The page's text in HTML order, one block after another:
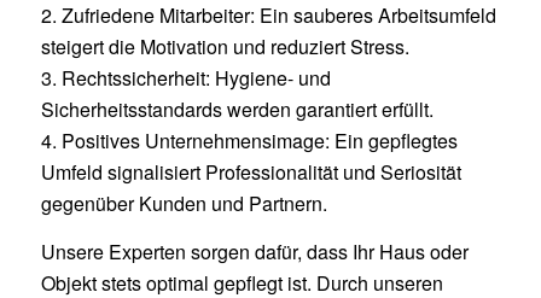
2. Zufriedene Mitarbeiter: Ein sauberes Arbeitsumfeld
steigert die Motivation und reduziert Stress.
3. Rechtssicherheit: Hygiene- und
Sicherheitsstandards werden garantiert erfüllt.
4. Positives Unternehmensimage: Ein gepflegtes
Umfeld signalisiert Professionalität und Seriosität
gegenüber Kunden und Partnern.
Unsere Experten sorgen dafür, dass Ihr Haus oder
Objekt stets optimal gepflegt ist. Durch unseren